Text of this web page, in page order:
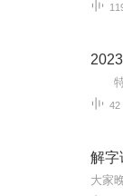
42
解字